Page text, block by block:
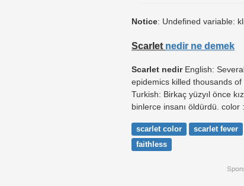
Notice: Undefined variable:
Scarlet nedir ne demek
Scarlet nedirEnglish:
epidemics killed thousands
Turkish: Birkaç yüzyıl önce
binlerce insanı öldürdü. color
scarlet color scarlet fever
faithless